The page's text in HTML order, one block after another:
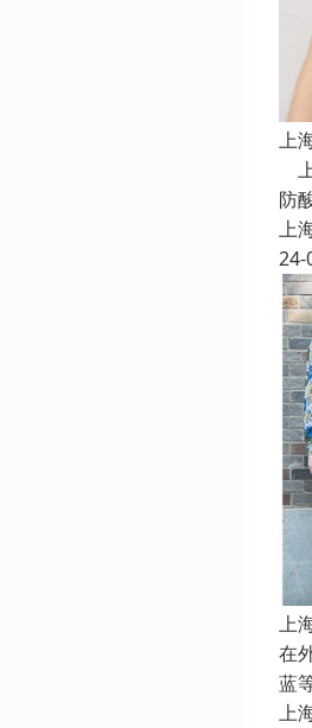
上
防
上
24-
上
在
蓝
上